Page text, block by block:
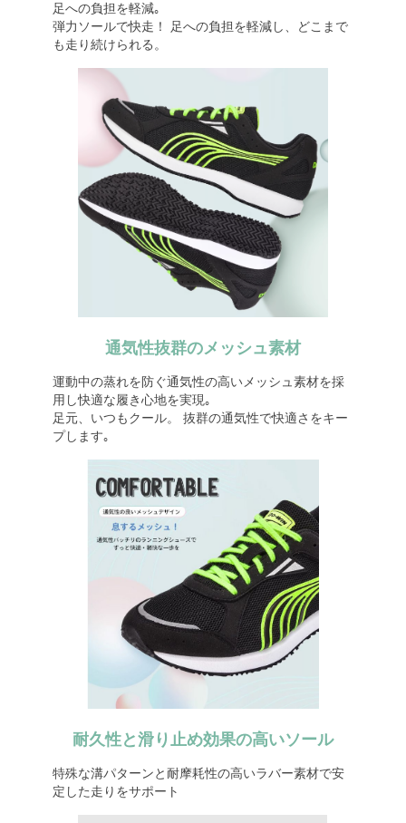
足への負担を軽減｡
弾力ソールで快走！ 足への負担を軽減し、どこまで
も走り続けられる。
通気性抜群のメッシュ素材
運動中の蒸れを防ぐ通気性の高いメッシュ素材を採
用し快適な履き心地を実現｡
足元、いつもクール。 抜群の通気性で快適さをキー
プします｡
耐久性と滑り止め効果の高いソール
特殊な溝パターンと耐摩耗性の高いラバー素材で安
定した走りをサポート